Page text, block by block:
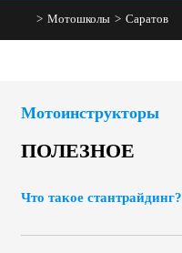
> Мотошколы > Саратов
Мотоинструкторы
ПОЛЕЗНОЕ
Что такое стантрайдинг?